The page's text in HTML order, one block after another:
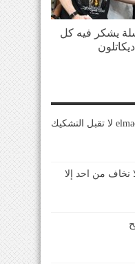
يشكر فيه كل
مصداقية elmaestrosport لا تقبل التشكيك
نخاف من احد إلا